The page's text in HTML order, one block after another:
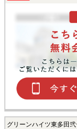
グリーンハイツ東多田